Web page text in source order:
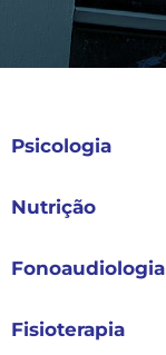
Psicologia
Nutrição
Fonoaudiologia
Fisioterapia